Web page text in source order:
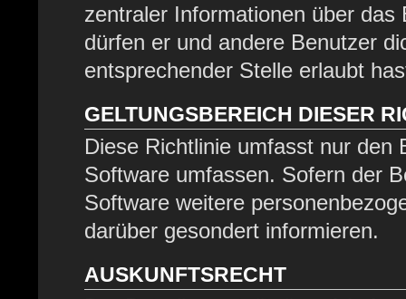
zentraler Informationen über
dürfen er und andere Benutzer
entsprechender Stelle erlaubt
GELTUNGSBEREICH DIESER
Diese Richtlinie umfasst nur den
Software umfassen. Sofern der
Software weitere
darüber gesondert informieren.
AUSKUNFTSRECHT